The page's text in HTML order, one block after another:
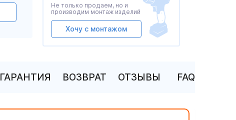
Не только продаем, но и
производим монтаж изделий
Хочу с монтажом
ГАРАНТИЯ ВОЗВРАТ ОТЗЫВЫ FAQ